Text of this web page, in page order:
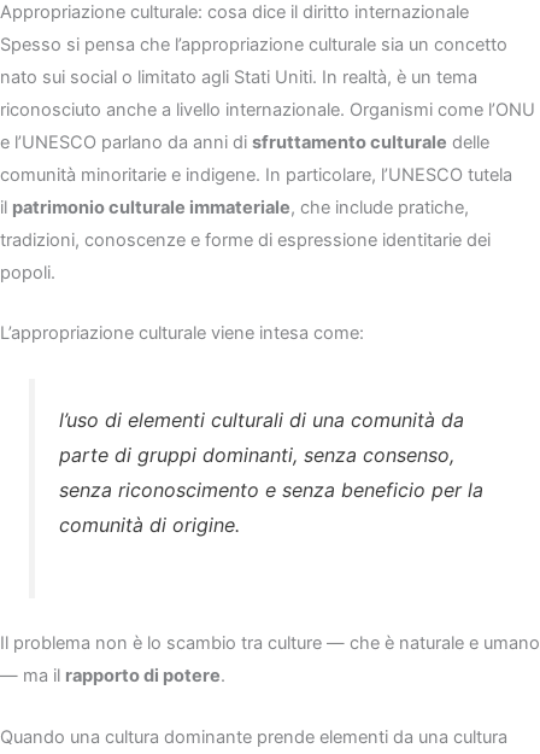
Appropriazione culturale: cosa dice il diritto internazionale
Spesso si pensa che l’appropriazione culturale sia un concetto
nato sui social o limitato agli Stati Uniti. In realtà, è un tema
riconosciuto anche a livello internazionale. Organismi come l’ONU
e l’UNESCO parlano da anni di sfruttamento culturale delle
comunità minoritarie e indigene. In particolare, l’UNESCO tutela
il patrimonio culturale immateriale, che include pratiche,
tradizioni, conoscenze e forme di espressione identitarie dei
popoli.
L’appropriazione culturale viene intesa come:
l’uso di elementi culturali di una comunità da
parte di gruppi dominanti, senza consenso,
senza riconoscimento e senza beneficio per la
comunità di origine.
Il problema non è lo scambio tra culture — che è naturale e umano
— ma il rapporto di potere.
Quando una cultura dominante prende elementi da una cultura